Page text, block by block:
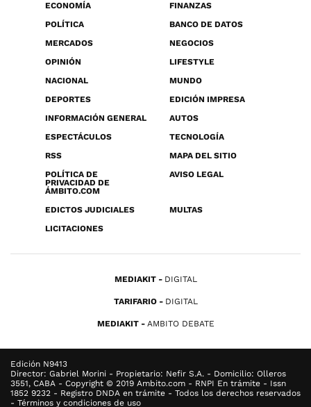
ECONOMÍA
FINANZAS
POLÍTICA
BANCO DE DATOS
MERCADOS
NEGOCIOS
OPINIÓN
LIFESTYLE
NACIONAL
MUNDO
DEPORTES
EDICIÓN IMPRESA
INFORMACIÓN GENERAL
AUTOS
ESPECTÁCULOS
TECNOLOGÍA
RSS
MAPA DEL SITIO
POLÍTICA DE
PRIVACIDAD DE
ÁMBITO.COM
AVISO LEGAL
EDICTOS JUDICIALES
MULTAS
LICITACIONES
MEDIAKIT DIGITAL
TARIFARIO DIGITAL
MEDIAKIT AMBITO DEBATE
Edición N9413
Director: Gabriel Morini - Propietario: Nefir S.A. - Domicilio: Olleros
3551, CABA - Copyright © 2019 Ambito.com - RNPI En trámite - Issn
1852 9232 - Registro DNDA en trámite - Todos los derechos reservados
- Términos y condiciones de uso